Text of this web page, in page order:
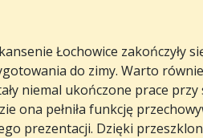
Łochowice zakończyły
do zimy. Warto
niemal ukończone prace przy
ona pełniła funkcję
prezentacji. Dzięki